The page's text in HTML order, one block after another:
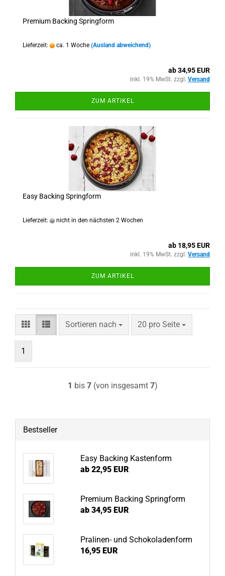
Premium Backing Springform
Lieferzeit: ca. 1 Woche (Ausland abweichend)
ab 34,95 EUR
inkl. 19% MwSt. zzgl. Versand
ZUM ARTIKEL
Easy Backing Springform
Lieferzeit: nicht in den nächsten 2 Wochen
ab 18,95 EUR
inkl. 19% MwSt. zzgl. Versand
ZUM ARTIKEL
Sortieren nach
Sortieren nach 20 pro Seite
pro Seite
1
1 bis 7(von insgesamt 7)
Bestseller
Easy Backing Kastenform
ab 22,95 EUR
Premium Backing Springform
ab 34,95 EUR
Pralinen- und Schokoladenform
16,95 EUR